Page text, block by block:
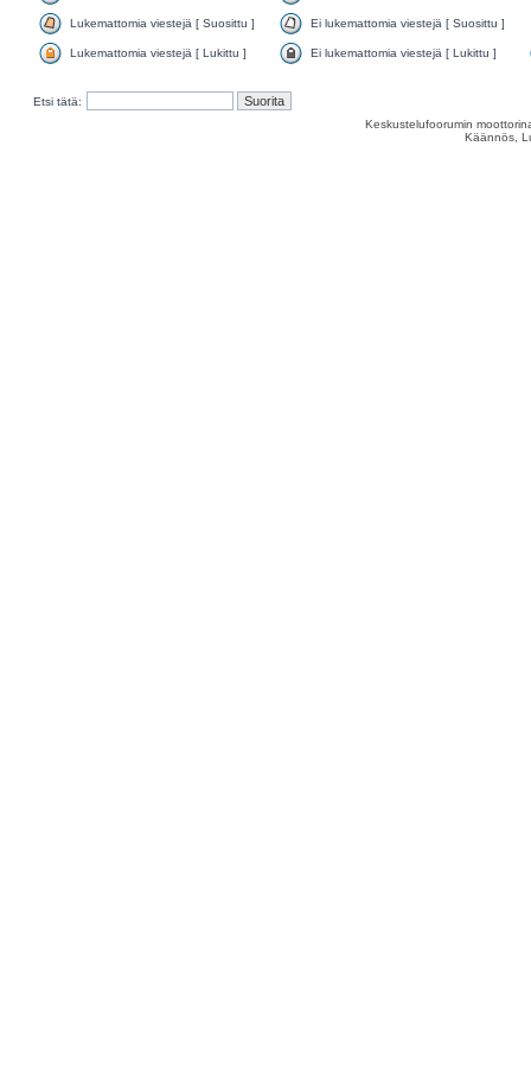
Lukemattomia viestejä [ Suosittu ] Ei lukemattomia viestejä [ Suosittu ]
Lukemattomia viestejä [ Lukittu ] Ei lukemattomia viestejä [ Lukittu ]
Etsi tätä:
Keskustelufoorumin
Käännös,